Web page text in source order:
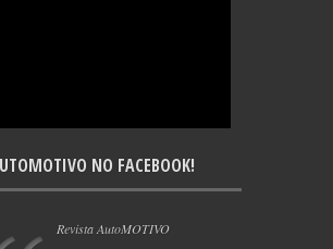
NO FACEBOOK!
Revista AutoMOTIVO